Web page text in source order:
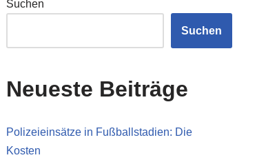
Suchen
Suchen
Neueste Beiträge
Polizeieinsätze in Fußballstadien: Die
Kosten